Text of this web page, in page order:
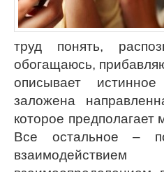
труд понять,
обогащаюсь,
описывает
заложена
которое предполагает
Все остальное –
взаимодействием